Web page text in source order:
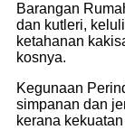
Barangan
dan kutleri,
ketahanan
kosnya.
Kegunaan
simpanan dan
kerana